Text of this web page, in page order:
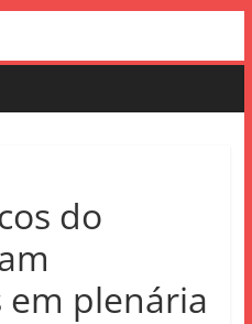
do
em plenária